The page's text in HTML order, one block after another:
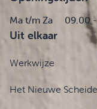
Ma t/m Za 09.00
Uit elkaar
Werkwijze
Het Nieuwe